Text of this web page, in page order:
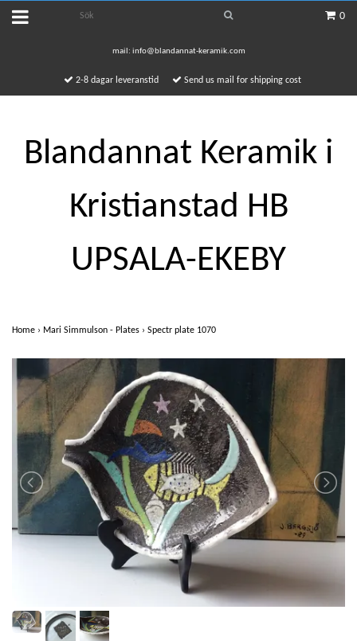
0
mail: info@blandannat-keramik.com
2-8 dagar leveranstid Send us mail for shipping cost
Blandannat Keramik i
Kristianstad HB
UPSALA-EKEBY
Home › Mari Simmulson - Plates › Spectr plate 1070